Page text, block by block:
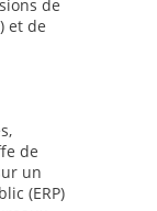
de
et de
de
un
(ERP)